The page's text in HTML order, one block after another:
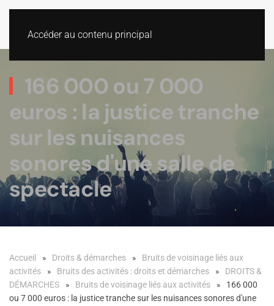
Accéder au contenu principal
166 000 ou 7 000
euros : la justice tranche
sur les nuisances
sonores d'une salle de
spectacle
Accueil Droits & démarches
Bruits de voisinage liés aux
activités
Bruits des activités : droits et démarches
DROITS &
DÉMARCHES
Bruits de voisinage liés aux activités
166 000
ou 7 000 euros : la justice tranche sur les nuisances sonores d'une